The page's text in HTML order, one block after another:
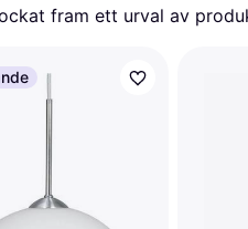
fram ett urval av